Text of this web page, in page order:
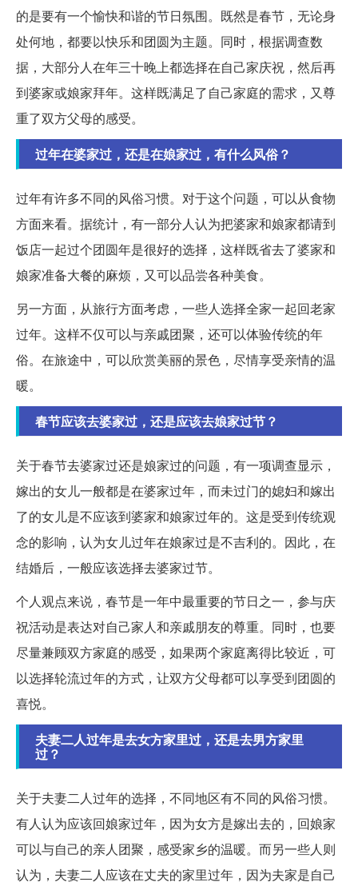
的是要有一个愉快和谐的节日氛围。既然是春节，无论身
处何地，都要以快乐和团圆为主题。同时，根据调查数
据，大部分人在年三十晚上都选择在自己家庆祝，然后再
到婆家或娘家拜年。这样既满足了自己家庭的需求，又尊
重了双方父母的感受。
过年在婆家过，还是在娘家过，有什么风俗？
过年有许多不同的风俗习惯。对于这个问题，可以从食物
方面来看。据统计，有一部分人认为把婆家和娘家都请到
饭店一起过个团圆年是很好的选择，这样既省去了婆家和
娘家准备大餐的麻烦，又可以品尝各种美食。
另一方面，从旅行方面考虑，一些人选择全家一起回老家
过年。这样不仅可以与亲戚团聚，还可以体验传统的年
俗。在旅途中，可以欣赏美丽的景色，尽情享受亲情的温
暖。
春节应该去婆家过，还是应该去娘家过节？
关于春节去婆家过还是娘家过的问题，有一项调查显示，
嫁出的女儿一般都是在婆家过年，而未过门的媳妇和嫁出
了的女儿是不应该到婆家和娘家过年的。这是受到传统观
念的影响，认为女儿过年在娘家过是不吉利的。因此，在
结婚后，一般应该选择去婆家过节。
个人观点来说，春节是一年中最重要的节日之一，参与庆
祝活动是表达对自己家人和亲戚朋友的尊重。同时，也要
尽量兼顾双方家庭的感受，如果两个家庭离得比较近，可
以选择轮流过年的方式，让双方父母都可以享受到团圆的
喜悦。
夫妻二人过年是去女方家里过，还是去男方家里
过？
关于夫妻二人过年的选择，不同地区有不同的风俗习惯。
有人认为应该回娘家过年，因为女方是嫁出去的，回娘家
可以与自己的亲人团聚，感受家乡的温暖。而另一些人则
认为，夫妻二人应该在丈夫的家里过年，因为夫家是自己